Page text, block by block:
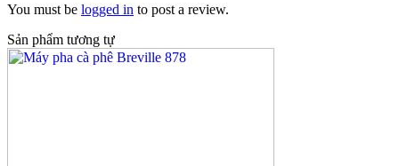
You must be logged in to post a review.
Sản phẩm tương tự